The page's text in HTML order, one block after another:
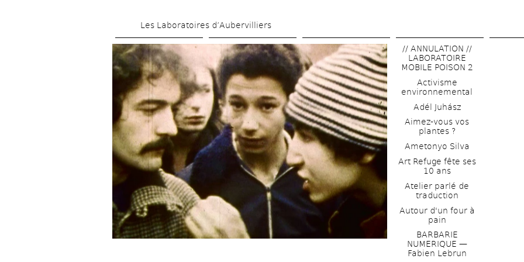
contenu
principal
Les Laboratoires d’Aubervilliers
// ANNULATION //
LABORATOIRE
MOBILE POISON 2
Activisme
environnemental
Adél Juhász
Aimez-vous vos
plantes ?
Ametonyo Silva
Art Refuge fête ses
10 ans
Atelier parlé de
traduction
Autour d'un four à
pain
BARBARIE
NUMERIQUE —
Fabien Lebrun